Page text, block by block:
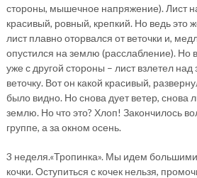
стороны, мышечное напряжение). Лист
красивый, ровный, крепкий. Но ведь это
лист плавно оторвался от веточки и,
опустился на землю (расслабление). Но
уже с другой стороны – лист взлетел
веточку. Вот он какой красивый,
было видно. Но снова дует ветер, снова
землю. Но что это? Хлоп! Закончилось
группе, а за окном осень.
3 неделя.«Тропинка». Мы идем
кочки. Оступиться с кочек нельзя,